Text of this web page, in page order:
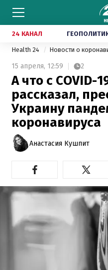
24 КАНАЛ
Health 24 Новости о
15 апреля, 12:59 2
А что с COVID-
рассказал,
Украину
коронавируса
Анастасия Кушпит